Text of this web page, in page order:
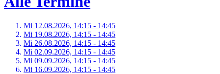
Mi 12.08.2026, 14:15 - 14:45
Mi 19.08.2026, 14:15 - 14:45
Mi 26.08.2026, 14:15 - 14:45
Mi 02.09.2026, 14:15 - 14:45
Mi 09.09.2026, 14:15 - 14:45
Mi 16.09.2026, 14:15 - 14:45